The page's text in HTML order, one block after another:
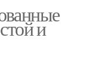
и